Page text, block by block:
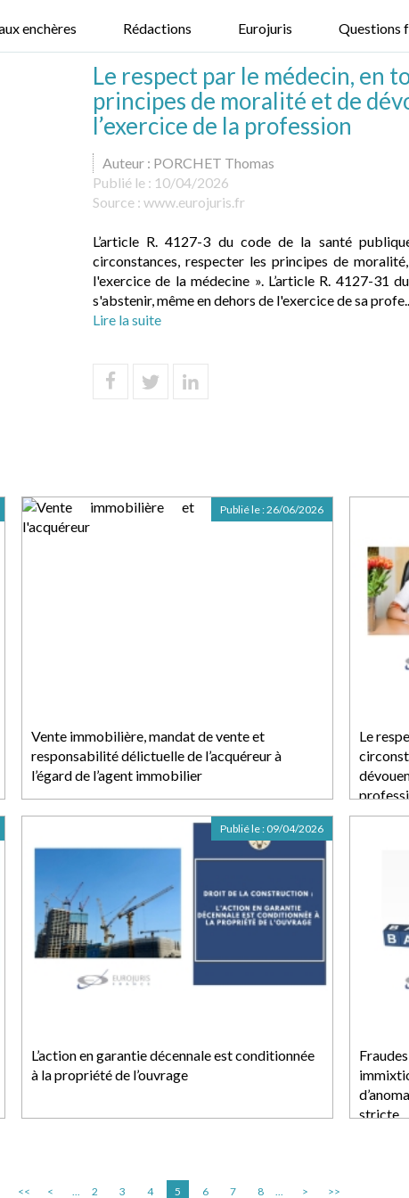
enchères Rédactions Eurojuris Questions
Le respect par le médecin, en
principes de moralité et de
l’exercice de la profession
Auteur : PORCHET Thomas
Publié le : 10/04/2026
Source : www.eurojuris.fr
L’article R. 4127-3 du code de la santé
circonstances, respecter les principes de
l'exercice de la médecine ». L’article R. 4127-31
s'abstenir, même en dehors de l'exercice de sa
Lire la suite
Vente immobilière, mandat de vente et
responsabilité délictuelle de l’acquéreur à
l’égard de l’agent immobilier
Publié le :26/06/2026
Le
L’action en garantie décennale est conditionnée
à la propriété de l’ouvrage
Publié le : 09/04/2026
stricte
<< < ... 2 3 4 5 6 7 8 ... > >>